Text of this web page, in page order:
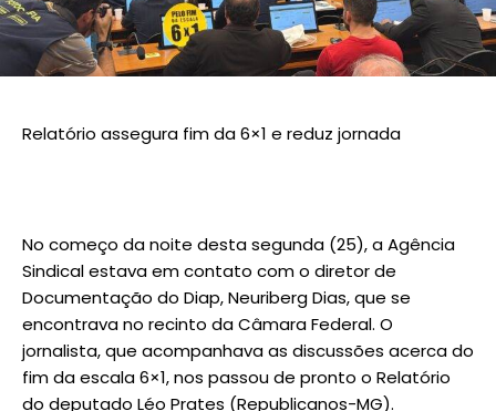
Relatório assegura fim da 6×1 e reduz jornada
No começo da noite desta segunda (25), a Agência
Sindical estava em contato com o diretor de
Documentação do Diap, Neuriberg Dias, que se
encontrava no recinto da Câmara Federal. O
jornalista, que acompanhava as discussões acerca do
fim da escala 6×1, nos passou de pronto o Relatório
do deputado Léo Prates (Republicanos-MG).